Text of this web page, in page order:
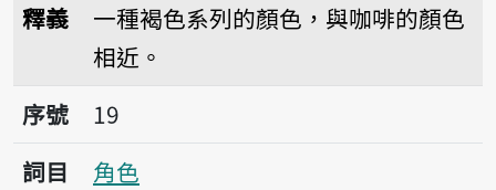
釋義
一種褐色系列的顏色，與咖啡的顏色
相近。
序號19角色
序號
19
詞目
角色